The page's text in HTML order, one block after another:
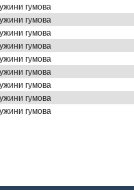
гумова
гумова
гумова
гумова
гумова
гумова
гумова
гумова
гумова